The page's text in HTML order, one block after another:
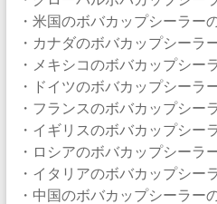
・米国のボバカップシーラー
・カナダのボバカップシーラ
・メキシコのボバカップシー
・ドイツのボバカップシーラ
・フランスのボバカップシー
・イギリスのボバカップシー
・ロシアのボバカップシーラ
・イタリアのボバカップシー
・中国のボバカップシーラー